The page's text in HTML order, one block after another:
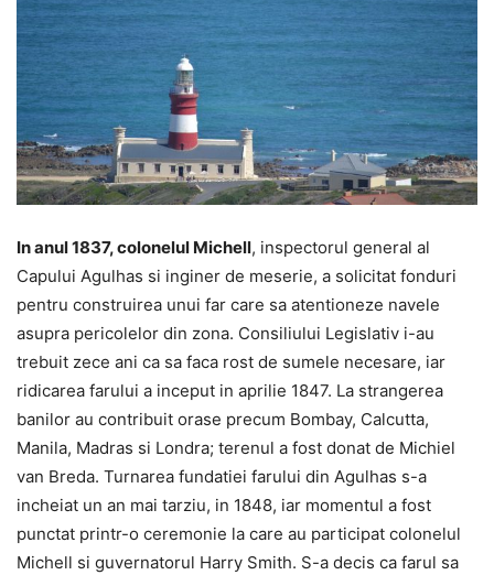
In anul 1837, colonelul Michell, inspectorul general al
Capului Agulhas si inginer de meserie, a solicitat fonduri
pentru construirea unui far care sa atentioneze navele
asupra pericolelor din zona. Consiliului Legislativ i-au
trebuit zece ani ca sa faca rost de sumele necesare, iar
ridicarea farului a inceput in aprilie 1847. La strangerea
banilor au contribuit orase precum Bombay, Calcutta,
Manila, Madras si Londra; terenul a fost donat de Michiel
van Breda. Turnarea fundatiei farului din Agulhas s-a
incheiat un an mai tarziu, in 1848, iar momentul a fost
punctat printr-o ceremonie la care au participat colonelul
Michell si guvernatorul Harry Smith. S-a decis ca farul sa